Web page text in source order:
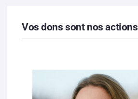
Vos dons sont nos actions